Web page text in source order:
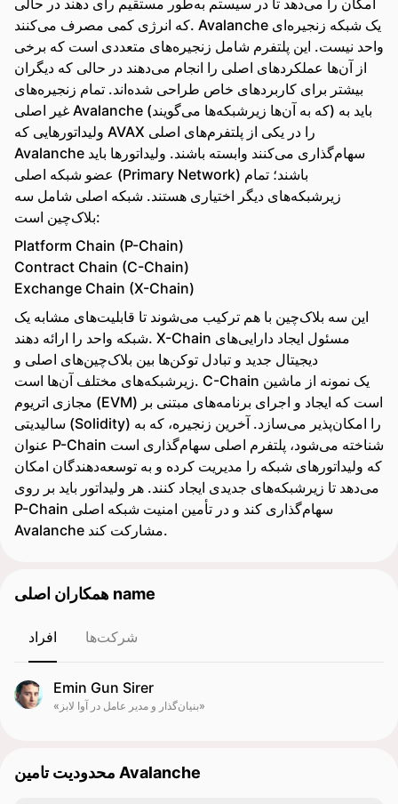
امکان را می‌دهد تا در سیستم به‌طور مستقیم رأی دهند در حالی
که انرژی کمی مصرف می‌کنند. Avalanche یک شبکه زنجیره‌ای
واحد نیست. این پلتفرم شامل زنجیره‌های متعددی است که برخی
از آن‌ها عملکردهای اصلی را انجام می‌دهند در حالی که دیگران
بیشتر برای کاربردهای خاص طراحی شده‌اند. تمام زنجیره‌های
غیر اصلی Avalanche (که به آن‌ها زیرشبکه‌ها می‌گویند) باید به
ولیداتورهایی که AVAX را در یکی از پلتفرم‌های اصلی
Avalanche سهام‌گذاری می‌کنند وابسته باشند. ولیداتورها باید
عضو شبکه اصلی (Primary Network) باشند؛ تمام
زیرشبکه‌های دیگر اختیاری هستند. شبکه اصلی شامل سه
بلاک‌چین است:
Platform Chain (P-Chain)
Contract Chain (C-Chain)
Exchange Chain (X-Chain)
این سه بلاک‌چین با هم ترکیب می‌شوند تا قابلیت‌های مشابه یک
شبکه واحد را ارائه دهند. X-Chain مسئول ایجاد دارایی‌های
دیجیتال جدید و تبادل توکن‌ها بین بلاک‌چین‌های اصلی و
زیرشبکه‌های مختلف آن‌ها است. C-Chain یک نمونه از ماشین
مجازی اتریوم (EVM) است که ایجاد و اجرای برنامه‌های مبتنی بر
سالیدیتی (Solidity) را امکان‌پذیر می‌سازد. آخرین زنجیره، که به
عنوان P-Chain شناخته می‌شود، پلتفرم اصلی سهام‌گذاری است
که ولیداتورهای شبکه را مدیریت کرده و به توسعه‌دهندگان امکان
می‌دهد تا زیرشبکه‌های جدیدی ایجاد کنند. هر ولیداتور باید بر روی
P-Chain سهام‌گذاری کند و در تأمین امنیت شبکه اصلی
Avalanche مشارکت کند.
همکاران اصلی name
افراد شرکت‌ها
Emin Gun Sirer
«بنیان‌گذار و مدیر عامل در آوا لابز»
محدودیت تامین Avalanche